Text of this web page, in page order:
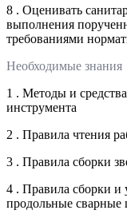
8 . Оценивать
выполнения
требованиями
Необходимые знания
1 . Методы и
инструмента
2 . Правила чтения
3 . Правила сборки
4 . Правила сборки
продольные